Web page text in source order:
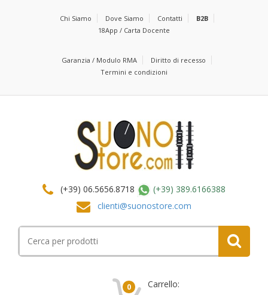
Chi Siamo Dove Siamo Contatti
B2B
18App / Carta Docente
Garanzia / Modulo RMA
Diritto di recesso
Termini e condizioni
(+39) 06.5656.8718
(+39) 389.6166388
clienti@suonostore.com
per:
0 Carrello: